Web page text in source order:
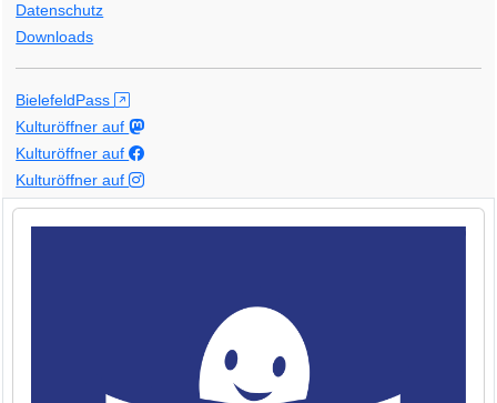
Datenschutz
Downloads
BielefeldPass
Kulturöffner auf
Kulturöffner auf
Kulturöffner auf